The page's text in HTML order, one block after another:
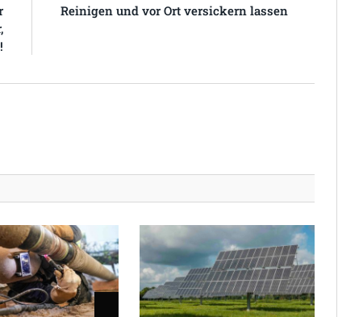
Reinigen und vor Ort versickern lassen